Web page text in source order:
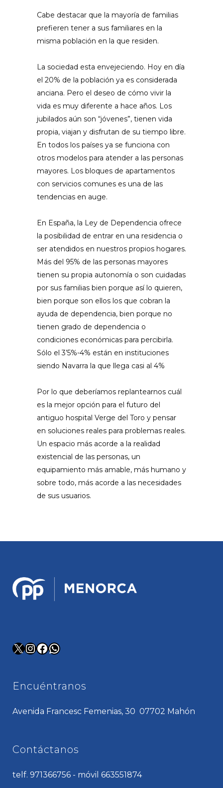
Cabe destacar que la mayoría de familias
prefieren tener a sus familiares en la
misma población en la que residen.
La sociedad esta envejeciendo. Hoy en día
el 20% de la población ya es considerada
anciana. Pero el deseo de cómo vivir la
vida es muy diferente a hace años. Los
jubilados aún son “jóvenes”, tienen vida
propia, viajan y disfrutan de su tiempo libre.
En todos los países ya se funciona con
otros modelos para atender a las personas
mayores. Los bloques de apartamentos
con servicios comunes es una de las
tendencias en auge.
En España, la Ley de Dependencia ofrece
la posibilidad de entrar en una residencia o
ser atendidos en nuestros propios hogares.
Más del 95% de las personas mayores
tienen su propia autonomía o son cuidadas
por sus familias bien porque así lo quieren,
bien porque son ellos los que cobran la
ayuda de dependencia, bien porque no
tienen grado de dependencia o
condiciones económicas para percibirla.
Sólo el 3’5%-4% están en instituciones
siendo Navarra la que llega casi al 4%
Por lo que deberíamos replantearnos cuál
es la mejor opción para el futuro del
antiguo hospital Verge del Toro y pensar
en soluciones reales para problemas reales.
Un espacio más acorde a la realidad
existencial de las personas, un
equipamiento más amable, más humano y
sobre todo, más acorde a las necesidades
de sus usuarios.
X Instagram
Facebook
WhatsApp
Encuéntranos
Avenida Francesc Femenias, 30 07702 Mahón
Contáctanos
telf. 971366756 - móvil 663551874